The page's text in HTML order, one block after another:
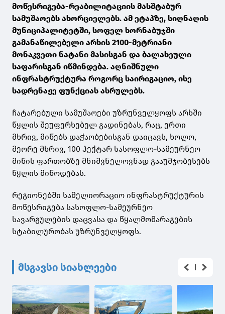
მოწესრიგება-რეაბილიტაციის მასშტაბურ
სამუშაოებს ახორციელებს. ამ ეტაპზე, სიღნაღის
მუნიციპალიტეტში, სოფელ ხორნაბუჯში
გამანაწილებელი არხის 2100-მეტრიანი
მონაკვეთი ნატანი მასისგან და ბალახეული
საფარისგან იწმინდება. აღნიშნული
ინფრასტრუქტურა როგორც საირიგაციო, ისე
სადრენაჟე ფუნქციას ასრულებს.
ჩატარებული სამუშაოები უზრუნველყოფს არხში
წყლის შეუფერხებელ გადინებას, რაც, ერთი
მხრივ, მიწებს დაჭაობებისგან დაიცავს, ხოლო,
მეორე მხრივ, 100 ჰექტარ სასოფლო-სამეურნეო
მიწის ფართობზე მნიშვნელოვნად გააუმჯობესებს
წყლის მიწოდებას.
რეგიონებში სამელიორაციო ინფრასტრუქტურის
მოწესრიგება სასოფლო-სამეურნეო
სავარგულების დაცვასა და წყალმომარაგების
სტაბილურობას უზრუნველყოფს.
მსგავსი სიახლეები